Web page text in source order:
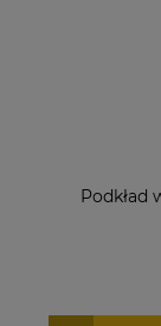
Podkład